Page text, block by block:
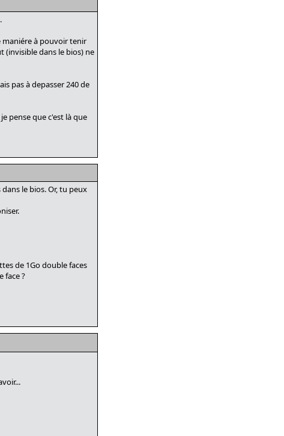
maniére à pouvoir tenir
(invisible dans le bios) ne
pas à depasser 240 de
pense que c'est là que
le bios. Or, tu peux
de 1Go double faces
face ?